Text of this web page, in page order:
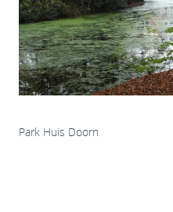
Park Huis Doorn